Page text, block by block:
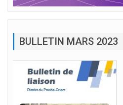
BULLETIN MARS 2023